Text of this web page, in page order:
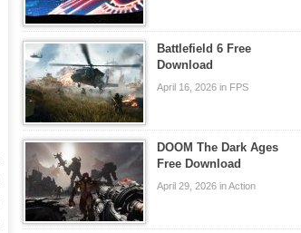
Battlefield 6 Free
Download
April 16, 2026 in FPS
DOOM The Dark Ages
Free Download
April 29, 2026 in Action